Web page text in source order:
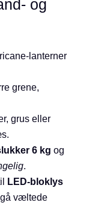
og
lanterner
grene,
grus eller
6 kg og
.
LED-bloklys
væltede